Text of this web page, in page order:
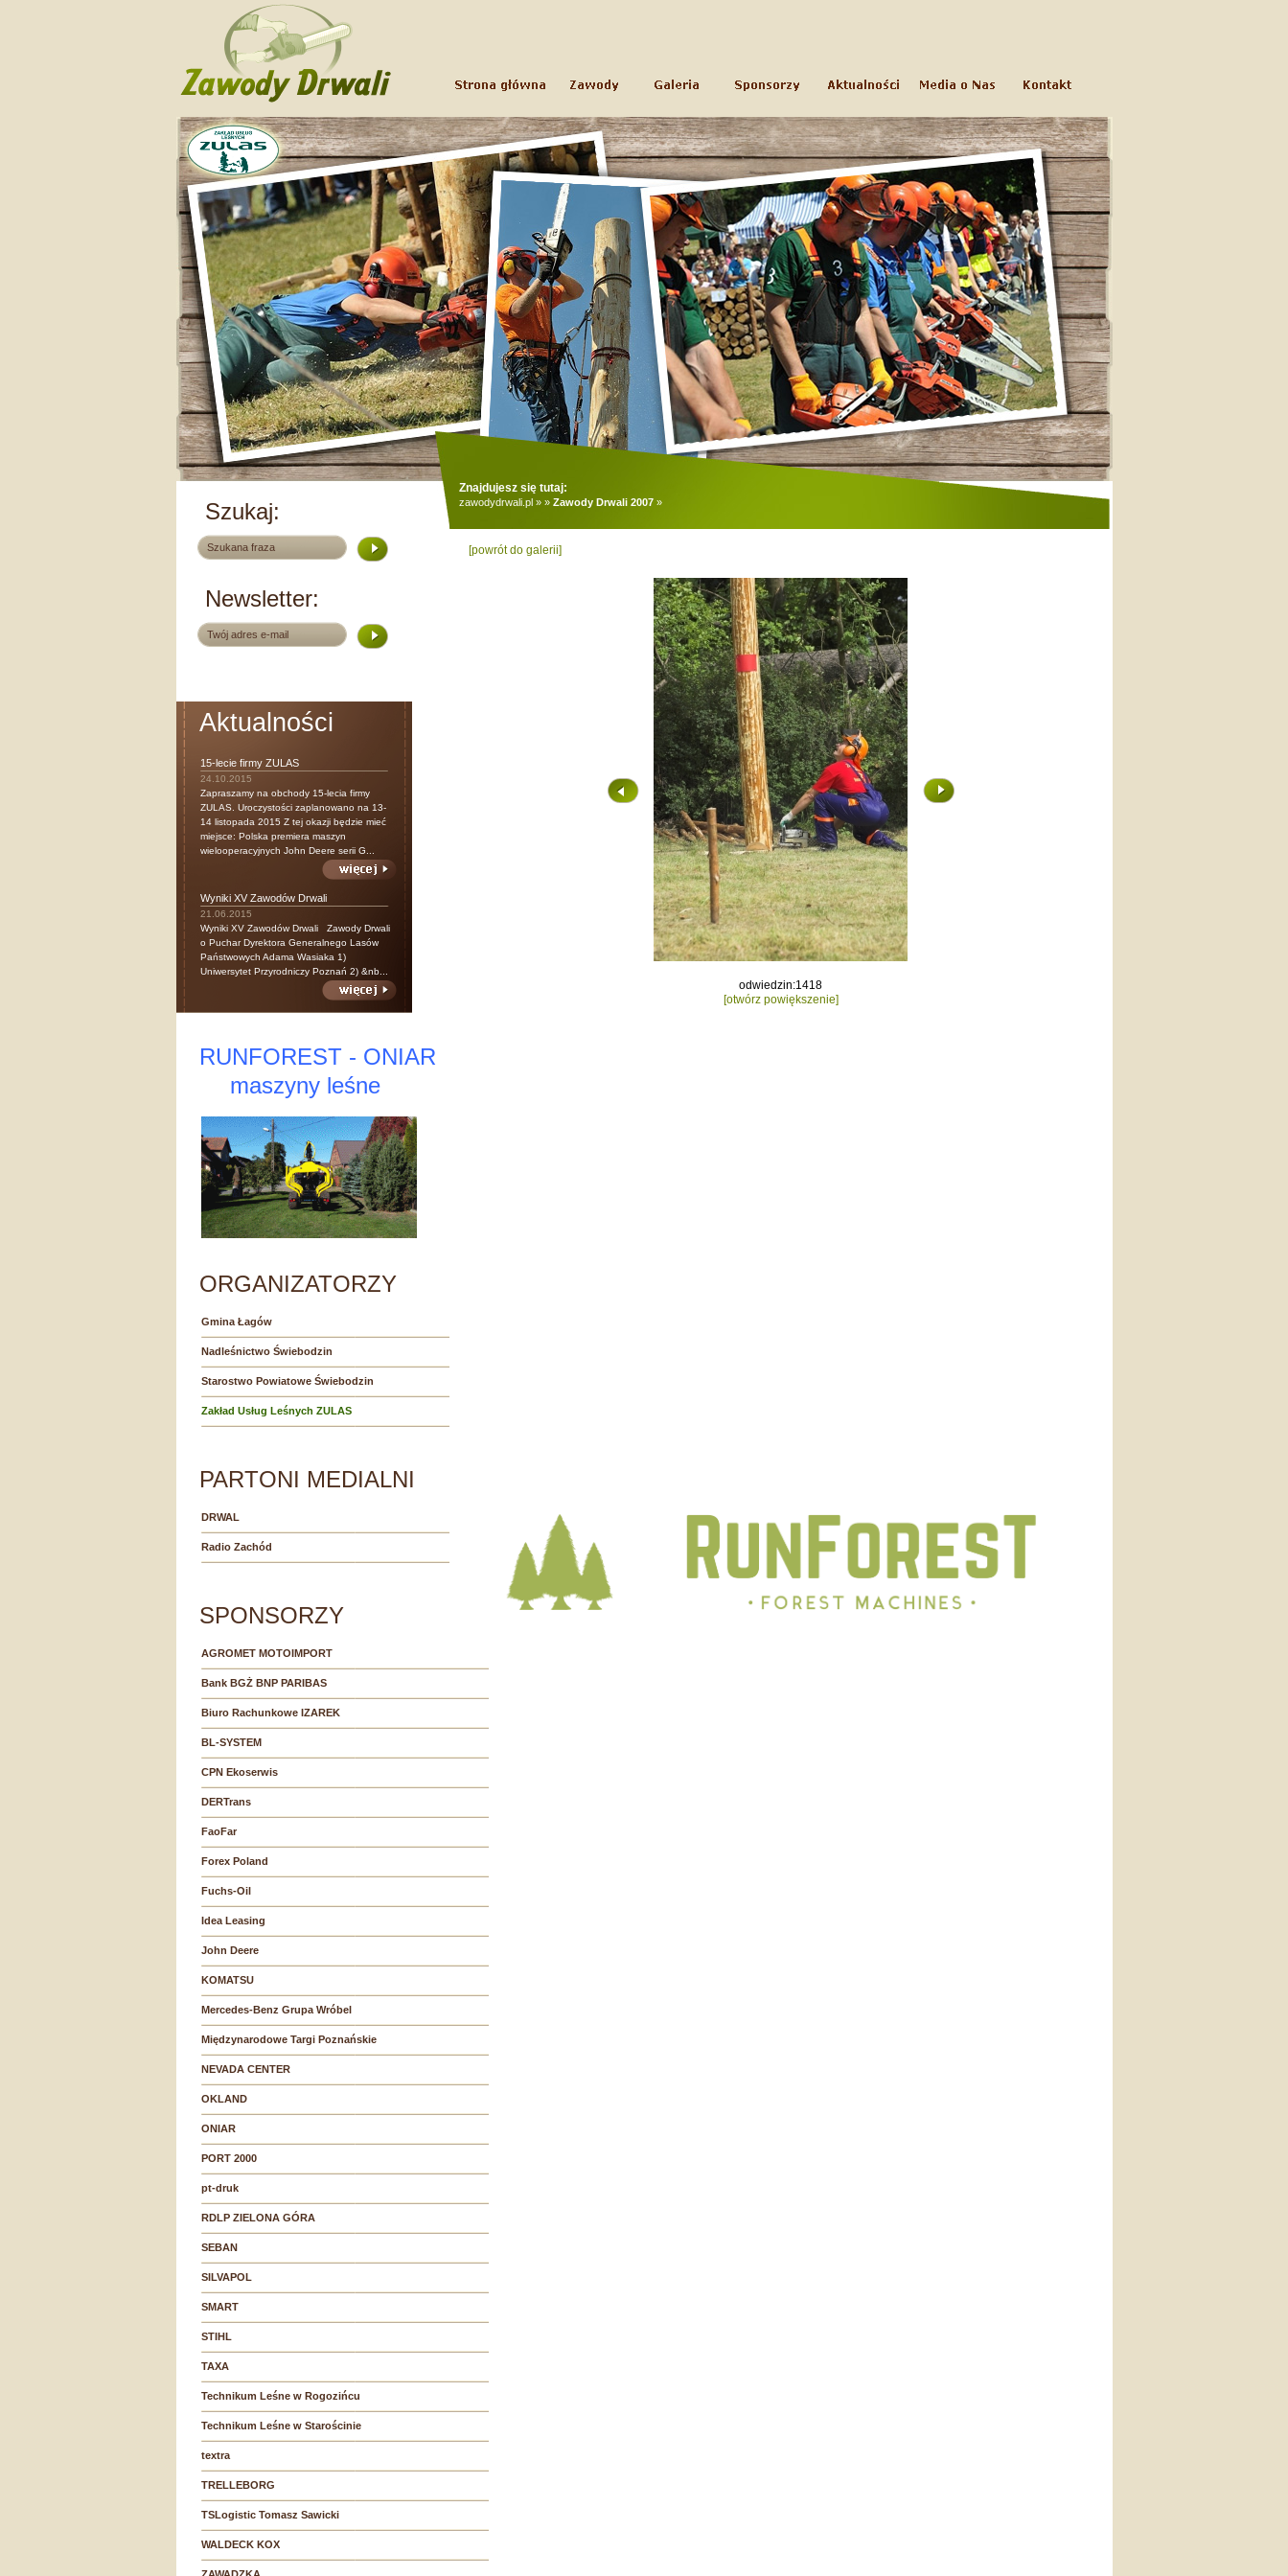
Szukaj:
Newsletter:
Aktualności
15-lecie firmy ZULAS
24.10.2015
Zapraszamy na obchody 15-lecia firmy
ZULAS. Uroczystości zaplanowano na 13-
14 listopada 2015 Z tej okazji będzie mieć
miejsce: Polska premiera maszyn
wielooperacyjnych John Deere serii G...
Wyniki XV Zawodów Drwali
21.06.2015
Wyniki XV Zawodów Drwali Zawody Drwali
o Puchar Dyrektora Generalnego Lasów
Państwowych Adama Wasiaka 1)
Uniwersytet Przyrodniczy Poznań 2) &nb...
RUNFOREST - ONIAR
maszyny leśne
ORGANIZATORZY
Gmina Łagów
Nadleśnictwo Świebodzin
Starostwo Powiatowe Świebodzin
Zakład Usług Leśnych ZULAS
PARTONI MEDIALNI
DRWAL
Radio Zachód
SPONSORZY
AGROMET MOTOIMPORT
Bank BGŻ BNP PARIBAS
Biuro Rachunkowe IZAREK
BL-SYSTEM
CPN Ekoserwis
DERTrans
FaoFar
Forex Poland
Fuchs-Oil
Idea Leasing
John Deere
KOMATSU
Mercedes-Benz Grupa Wróbel
Międzynarodowe Targi Poznańskie
NEVADA CENTER
OKLAND
ONIAR
PORT 2000
pt-druk
RDLP ZIELONA GÓRA
SEBAN
SILVAPOL
SMART
STIHL
TAXA
Technikum Leśne w Rogozińcu
Technikum Leśne w Starościnie
textra
TRELLEBORG
TSLogistic Tomasz Sawicki
WALDECK KOX
Znajdujesz się tutaj:
zawodydrwali.pl » » Zawody Drwali 2007 »
[powrót do galerii]
odwiedzin:1418
[otwórz powiększenie]